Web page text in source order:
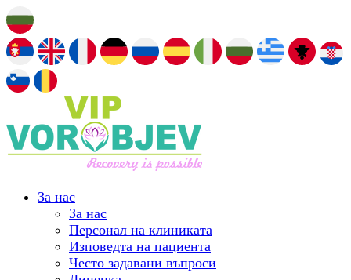
За нас
За нас
Персонал на клиниката
Изповедта на пациента
Често задавани въпроси